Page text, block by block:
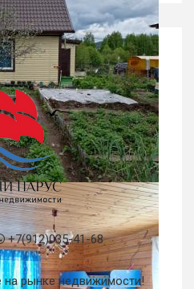
+7(912)035-41-68
рынке недвижимости!